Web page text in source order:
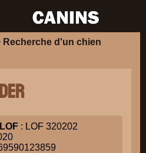
Recherche d'un chien
LOF : LOF 320202